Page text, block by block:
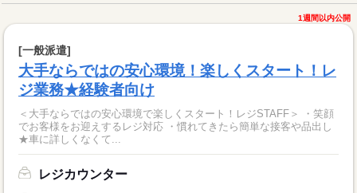
1週間以内公開
[一般派遣]
大手ならではの安心環境！楽しくスタート！レ
ジ業務★経験者向け
＜大手ならではの安心環境で楽しくスタート！レジSTAFF＞ ・笑顔
でお客様をお迎えするレジ対応 ・慣れてきたら簡単な接客や品出し
★車に詳しくなくて...
レジカウンター